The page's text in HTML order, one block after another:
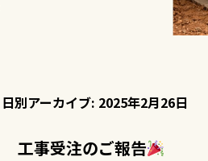
日別アーカイブ: 2025年2月26日
工事受注のご報告